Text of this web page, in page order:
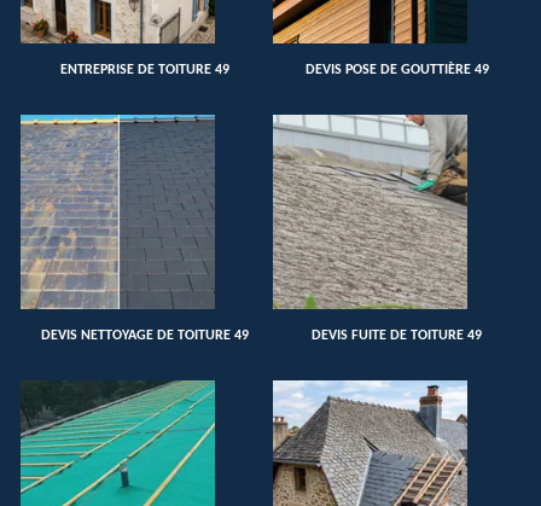
ENTREPRISE DE TOITURE 49 DEVIS POSE DE GOUTTIÈRE 49
DEVIS NETTOYAGE DE TOITURE 49 DEVIS FUITE DE TOITURE 49